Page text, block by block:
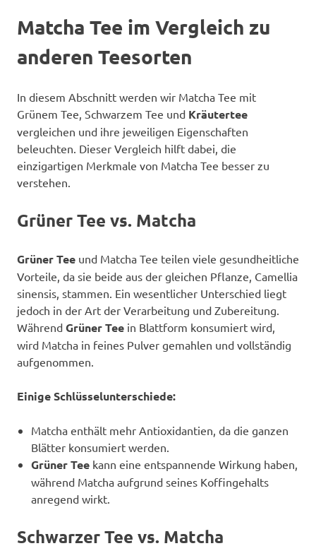
Matcha Tee im Vergleich zu
anderen Teesorten
In diesem Abschnitt werden wir Matcha Tee mit
Grünem Tee, Schwarzem Tee und Kräutertee
vergleichen und ihre jeweiligen Eigenschaften
beleuchten. Dieser Vergleich hilft dabei, die
einzigartigen Merkmale von Matcha Tee besser zu
verstehen.
Grüner Tee vs. Matcha
Grüner Tee und Matcha Tee teilen viele gesundheitliche
Vorteile, da sie beide aus der gleichen Pflanze, Camellia
sinensis, stammen. Ein wesentlicher Unterschied liegt
jedoch in der Art der Verarbeitung und Zubereitung.
Während Grüner Tee in Blattform konsumiert wird,
wird Matcha in feines Pulver gemahlen und vollständig
aufgenommen.
Einige Schlüsselunterschiede:
Matcha enthält mehr Antioxidantien, da die ganzen
Blätter konsumiert werden.
Grüner Tee kann eine entspannende Wirkung haben,
während Matcha aufgrund seines Koffingehalts
anregend wirkt.
Schwarzer Tee vs. Matcha